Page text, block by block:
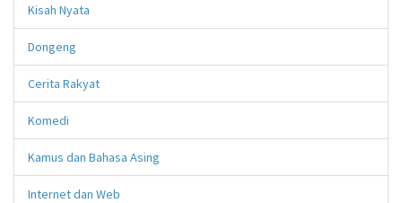
Kisah Nyata
Dongeng
Cerita Rakyat
Komedi
Kamus dan Bahasa Asing
Internet dan Web